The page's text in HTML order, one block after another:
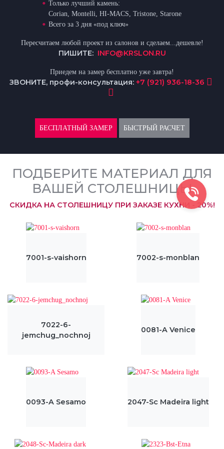
Только лучший камень:
Corian, Montelli, HI-MACS, Tristone, Starone
Всего за 3 дня «под ключ»
Пересчитаем любой проект из салонов и сделаем...дешевле!
ПИШИТЕ: INFO@KRSLON.RU
Приедем на замер бесплатно уже завтра!
ЗВОНИТЕ, профи-консультация: +7 (921) 936-18-36
БЕСПЛАТНЫЙ ЗАМЕР БЫСТРЫЙ РАСЧЕТ
ПОДБЕРИТЕ МАТЕРИАЛ ДЛЯ
ВАШЕЙ СТОЛЕШНИЦЫ
СКИДКА НА СТОЛЕШНИЦУ ПРИ ЗАКАЗЕ КУХНИ - 20%!
7001-s-vaishorn 7002-s-monblan
7022-6-
jemchug_nochnoj
0081-A Venice
0093-A Sesamo 2047-Sc Madeira light